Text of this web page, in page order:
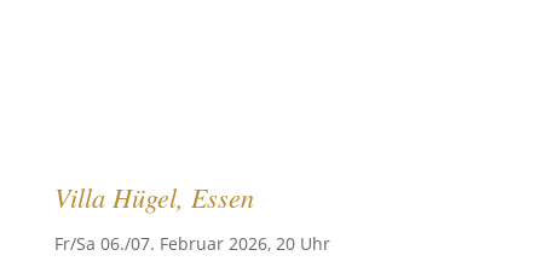
Villa Hügel, Essen
Fr/Sa 06./07. Februar 2026, 20 Uhr